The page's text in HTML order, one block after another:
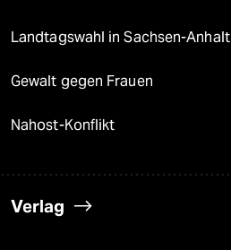
Landtagswahl in Sachsen-Anhalt
Gewalt gegen Frauen
Nahost-Konflikt
Verlag